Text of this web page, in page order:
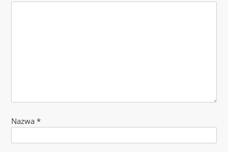
Nazwa *